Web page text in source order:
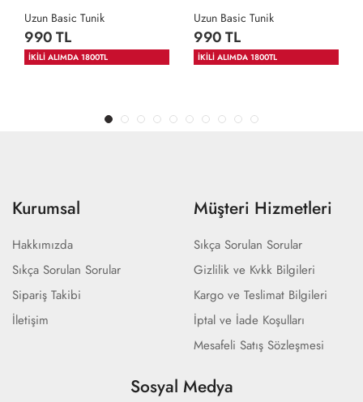
Uzun Basic Tunik
990 TL
İKİLİ ALIMDA 1800TL
Uzun Basic Tunik
990 TL
İKİLİ ALIMDA 1800TL
Kurumsal
Hakkımızda
Sıkça Sorulan Sorular
Sipariş Takibi
İletişim
Müşteri Hizmetleri
Sıkça Sorulan Sorular
Gizlilik ve Kvkk Bilgileri
Kargo ve Teslimat Bilgileri
İptal ve İade Koşulları
Mesafeli Satış Sözleşmesi
Sosyal Medya